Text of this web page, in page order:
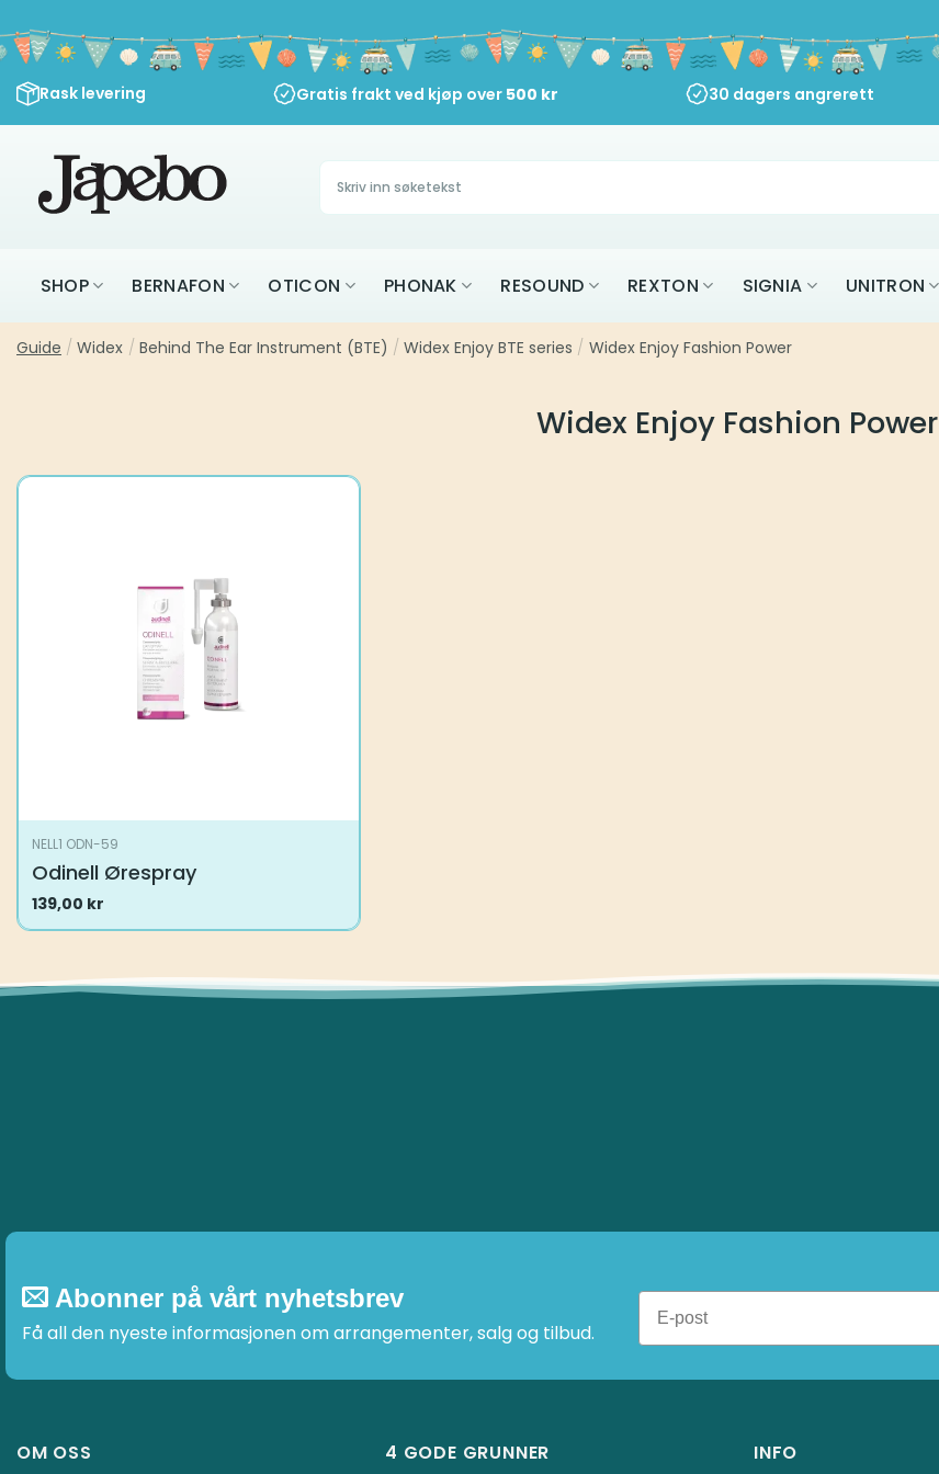
to
content
Rask levering Gratis frakt ved kjøp over 500 kr 30 dagers angrerett
Søk
etter:
SHOP BERNAFON OTICON PHONAK RESOUND REXTON SIGNIA UNITRON
Guide / Widex / Behind The Ear Instrument (BTE) / Widex Enjoy BTE series / Widex Enjoy Fashion Power
Widex Enjoy Fashion Power
NELL1 ODN-59
Odinell Ørespray
139,00 kr
Abonner på vårt nyhetsbrev
Få all den nyeste informasjonen om arrangementer, salg og tilbud.
OM OSS 4 GODE GRUNNER INFO